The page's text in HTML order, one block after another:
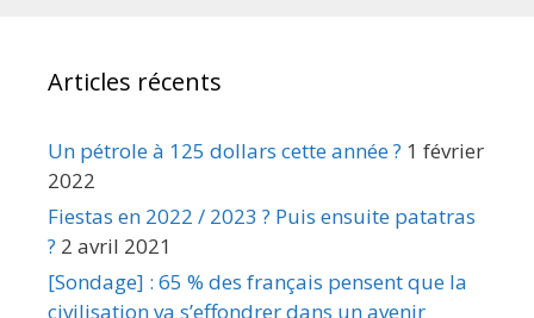
Articles récents
Un pétrole à 125 dollars cette année ? 1 février
2022
Fiestas en 2022 / 2023 ? Puis ensuite patatras
? 2 avril 2021
[Sondage] : 65 % des français pensent que la
civilisation va s’effondrer dans un avenir